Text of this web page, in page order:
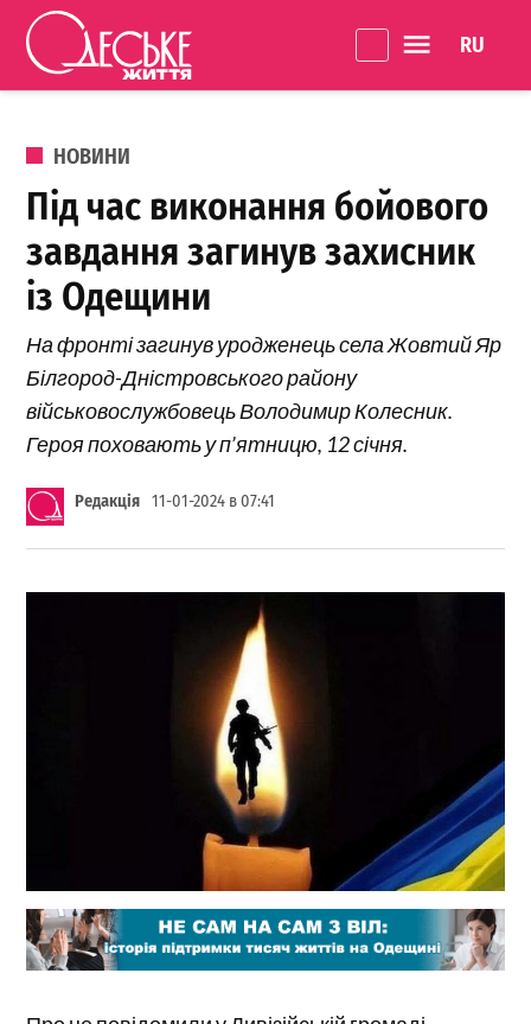
Перейти до вмісту
Життя
ОПУБЛІКОВАНО В
НОВИНИ
Під час виконання бойового
завдання загинув захисник
із Одещини
На фронті загинув уродженець села Жовтий Яр
Білгород-Дністровського району
військовослужбовець Володимир Колесник.
Героя поховають у п’ятницю, 12 січня.
Редакція 11-01-2024 в 07:41